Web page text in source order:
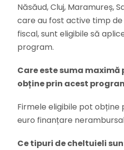
Năsăud, Cluj, Maramureș,
care au fost active timp de
fiscal, sunt eligibile să
program.
Care este suma maximă
obține prin acest
Firmele eligibile pot obține
euro finanțare
Ce tipuri de cheltuieli